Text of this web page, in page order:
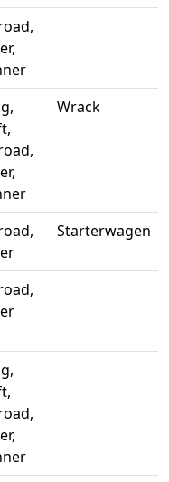
Wrack
Starterwagen